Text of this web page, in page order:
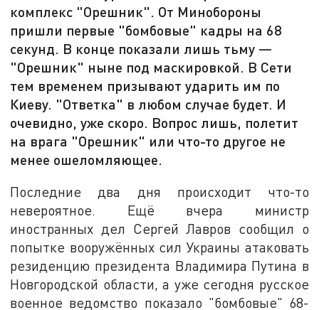
комплекс "Орешник". От Минобороны
пришли первые "бомбовые" кадры на 68
секунд. В конце показали лишь тьму —
"Орешник" ныне под маскировкой. В Сети
тем временем призывают ударить им по
Киеву. "Ответка" в любом случае будет. И
очевидно, уже скоро. Вопрос лишь, полетит
на врага "Орешник" или что-то другое не
менее ошеломляющее.
Последние два дня происходит что-то
невероятное. Ещё вчера министр
иностранных дел Сергей Лавров сообщил о
попытке вооружённых сил Украины атаковать
резиденцию президента Владимира Путина в
Новгородской области, а уже сегодня русское
военное ведомство показало "бомбовые" 68-